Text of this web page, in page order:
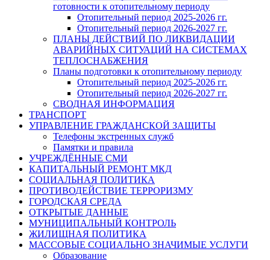
готовности к отопительному периоду
Отопительный период 2025-2026 гг.
Отопительный период 2026-2027 гг.
ПЛАНЫ ДЕЙСТВИЙ ПО ЛИКВИДАЦИИ
АВАРИЙНЫХ СИТУАЦИЙ НА СИСТЕМАХ
ТЕПЛОСНАБЖЕНИЯ
Планы подготовки к отопительному периоду
Отопительный период 2025-2026 гг.
Отопительный период 2026-2027 гг.
СВОДНАЯ ИНФОРМАЦИЯ
ТРАНСПОРТ
УПРАВЛЕНИЕ ГРАЖДАНСКОЙ ЗАЩИТЫ
Телефоны экстренных служб
Памятки и правила
УЧРЕЖДЁННЫЕ СМИ
КАПИТАЛЬНЫЙ РЕМОНТ МКД
СОЦИАЛЬНАЯ ПОЛИТИКА
ПРОТИВОДЕЙСТВИЕ ТЕРРОРИЗМУ
ГОРОДСКАЯ СРЕДА
ОТКРЫТЫЕ ДАННЫЕ
МУНИЦИПАЛЬНЫЙ КОНТРОЛЬ
ЖИЛИЩНАЯ ПОЛИТИКА
МАССОВЫЕ СОЦИАЛЬНО ЗНАЧИМЫЕ УСЛУГИ
Образование